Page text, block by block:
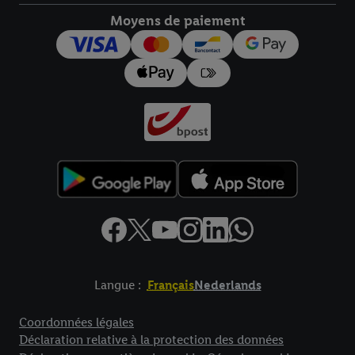
Moyens de paiement
Langue : FrançaisNederlands
Coordonnées légales
Déclaration relative à la protection des données